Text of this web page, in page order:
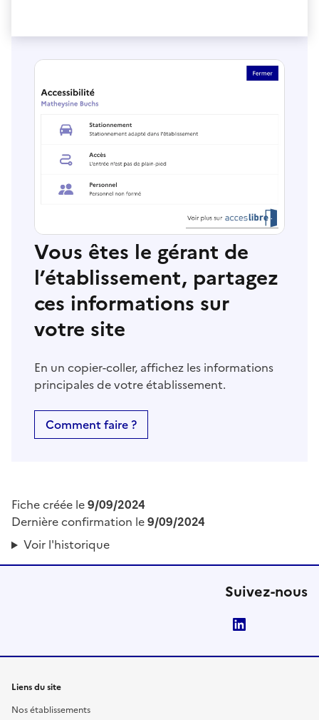
Vous êtes le gérant de
l’établissement, partagez
ces informations sur
votre site
En un copier-coller, affichez les informations
principales de votre établissement.
Comment faire ?
Fiche créée le9/09/2024
Dernière confirmation le9/09/2024
Voir l'historique
Suivez-nous
Liens du site
Nos établissements